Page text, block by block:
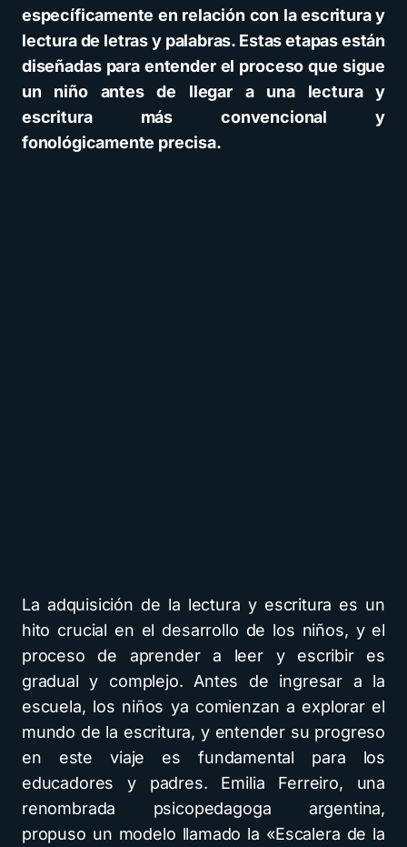
específicamente en relación con la escritura y
lectura de letras y palabras. Estas etapas están
diseñadas para entender el proceso que sigue
un niño antes de llegar a una lectura y
escritura más convencional y
fonológicamente precisa.
La adquisición de la lectura y escritura es un
hito crucial en el desarrollo de los niños, y el
proceso de aprender a leer y escribir es
gradual y complejo. Antes de ingresar a la
escuela, los niños ya comienzan a explorar el
mundo de la escritura, y entender su progreso
en este viaje es fundamental para los
educadores y padres. Emilia Ferreiro, una
renombrada psicopedagoga argentina,
propuso un modelo llamado la «Escalera de la